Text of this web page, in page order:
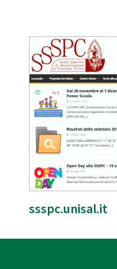
ssspc.unisal.it